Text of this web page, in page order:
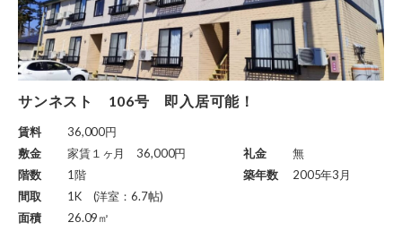
サンネスト 106号 即入居可能！
賃料
36,000円
敷金
家賃１ヶ月 36,000円 礼金
無
階数
1階 築年数
2005年3月
間取
1K (洋室：6.7帖)
面積
26.09㎡